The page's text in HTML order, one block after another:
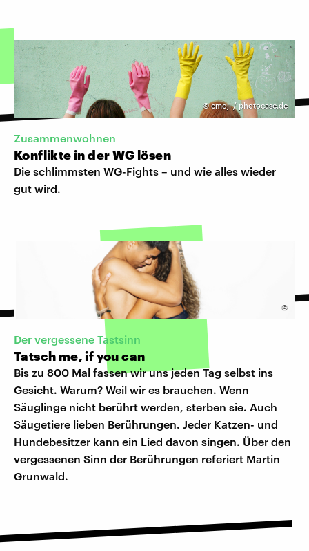
©emoji / photocase.de
Zusammenwohnen
Konflikte in der WG lösen
Die schlimmsten WG-Fights – und wie alles wieder
gut wird.
©
Der vergessene Tastsinn
Tatsch me, if you can
Bis zu 800 Mal fassen wir uns jeden Tag selbst ins
Gesicht. Warum? Weil wir es brauchen. Wenn
Säuglinge nicht berührt werden, sterben sie. Auch
Säugetiere lieben Berührungen. Jeder Katzen- und
Hundebesitzer kann ein Lied davon singen. Über den
vergessenen Sinn der Berührungen referiert Martin
Grunwald.